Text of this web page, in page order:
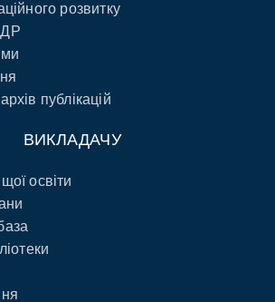
розвитку
публікацій
ВИКЛАДАЧУ
освіти